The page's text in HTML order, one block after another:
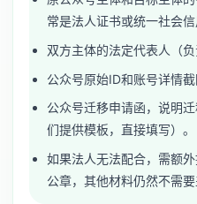
常是法人证书或统一社会信
双方主体的法定代表人（负
公众号原始ID和账号详情
公众号迁移申请函，说明
们提供模板，直接填写）。
如果法人无法配合，需额
公章，其他材料仍然不需要